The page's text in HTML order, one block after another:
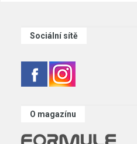
Sociální sítě
O magazínu